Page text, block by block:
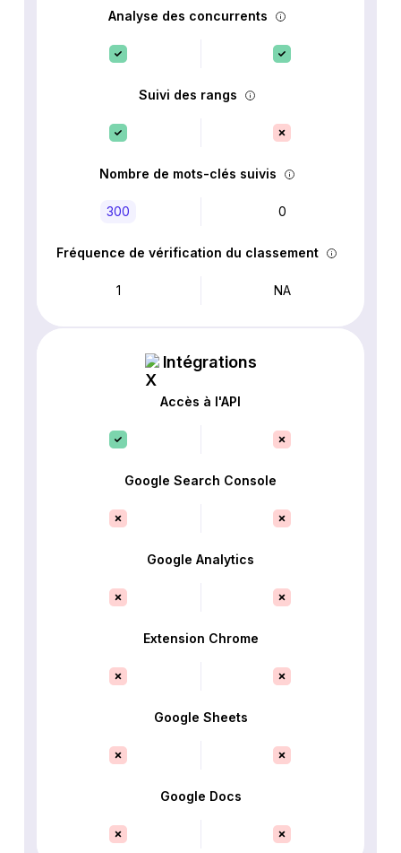
Analyse des concurrents
Suivi des rangs
Nombre de mots-clés suivis
300 0
Fréquence de vérification du classement
1 NA
Intégrations
Accès à l'API
Google Search Console
Google Analytics
Extension Chrome
Google Sheets
Google Docs